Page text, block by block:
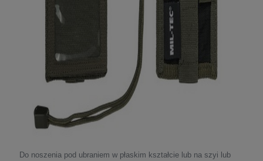
Do noszenia pod ubraniem w płaskim kształcie lub na szyi lub